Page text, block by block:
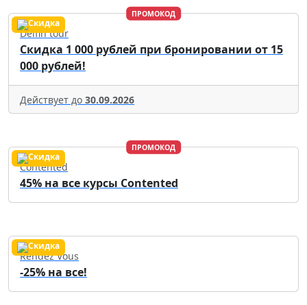
ПРОМОКОД
Delfin tour
Скидка 1 000 рублей при бронировании от 15
000 рублей!
Действует до 30.09.2026
ПРОМОКОД
Contented
45% на все курсы Contented
Rendez Vous
-25% на все!